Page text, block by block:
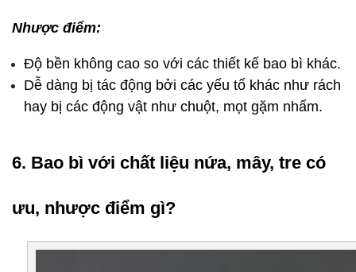
Nhược điểm:
Độ bền không cao so với các thiết kế bao bì khác.
Dễ dàng bị tác động bởi các yếu tố khác như rách
hay bị các động vật như chuột, mọt gặm nhấm.
6. Bao bì với chất liệu nứa, mây, tre có
ưu, nhược điểm gì?